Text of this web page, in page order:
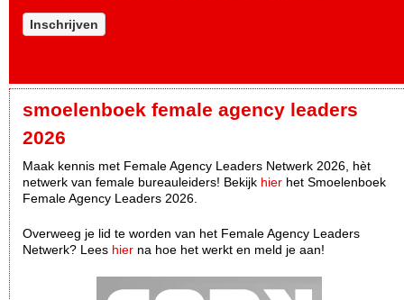
Inschrijven
smoelenboek female agency leaders
2026
Maak kennis met Female Agency Leaders Netwerk 2026, hèt
netwerk van female bureauleiders! Bekijk hier het Smoelenboek
Female Agency Leaders 2026.
Overweeg je lid te worden van het Female Agency Leaders
Netwerk? Lees hier na hoe het werkt en meld je aan!